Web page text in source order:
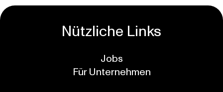
Nützliche Links
Jobs
Für Unternehmen